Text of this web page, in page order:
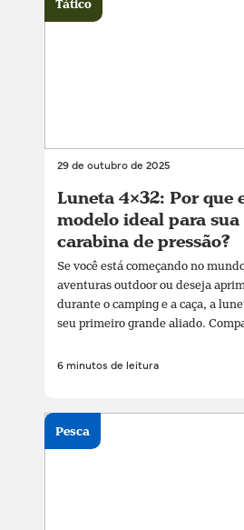
29 de outubro de 2025
Luneta 4×32: Por que
modelo ideal para
carabina de pressão?
Se você está começando no
aventuras outdoor ou deseja
durante o camping e a caça, a
seu primeiro grande aliado.
6 minutos de leitura
Tático
Pesca